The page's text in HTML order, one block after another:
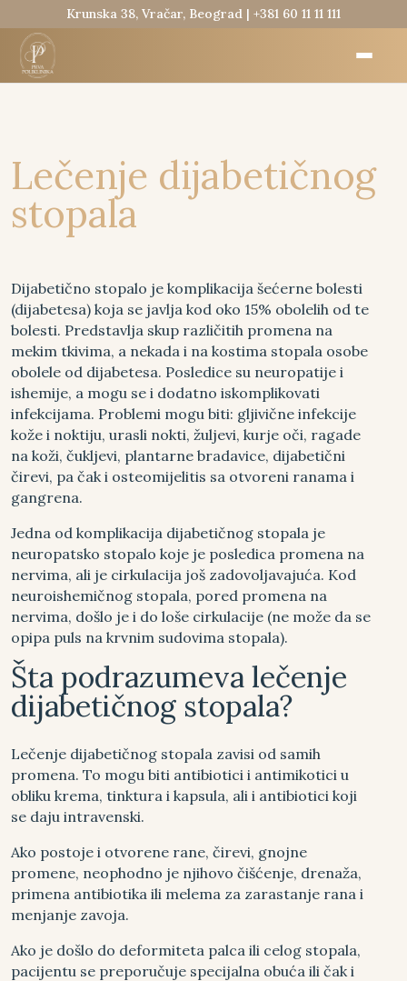
Krunska 38, Vračar, Beograd | +381 60 11 11 111
Lečenje dijabetičnog
stopala
Dijabetično stopalo je komplikacija šećerne bolesti
(dijabetesa) koja se javlja kod oko 15% obolelih od te
bolesti. Predstavlja skup različitih promena na
mekim tkivima, a nekada i na kostima stopala osobe
obolele od dijabetesa. Posledice su neuropatije i
ishemije, a mogu se i dodatno iskomplikovati
infekcijama. Problemi mogu biti: gljivične infekcije
kože i noktiju, urasli nokti, žuljevi, kurje oči, ragade
na koži, čukljevi, plantarne bradavice, dijabetični
čirevi, pa čak i osteomijelitis sa otvoreni ranama i
gangrena.
Jedna od komplikacija dijabetičnog stopala je
neuropatsko stopalo koje je posledica promena na
nervima, ali je cirkulacija još zadovoljavajuća. Kod
neuroishemičnog stopala, pored promena na
nervima, došlo je i do loše cirkulacije (ne može da se
opipa puls na krvnim sudovima stopala).
Šta podrazumeva lečenje
dijabetičnog stopala?
Lečenje dijabetičnog stopala zavisi od samih
promena. To mogu biti antibiotici i antimikotici u
obliku krema, tinktura i kapsula, ali i antibiotici koji
se daju intravenski.
Ako postoje i otvorene rane, čirevi, gnojne
promene, neophodno je njihovo čišćenje, drenaža,
primena antibiotika ili melema za zarastanje rana i
menjanje zavoja.
Ako je došlo do deformiteta palca ili celog stopala,
pacijentu se preporučuje specijalna obuća ili čak i